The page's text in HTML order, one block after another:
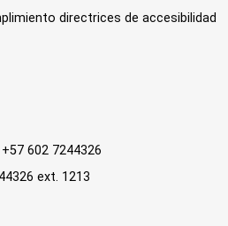
directrices de accesibilidad
602 7244326
ext. 1213